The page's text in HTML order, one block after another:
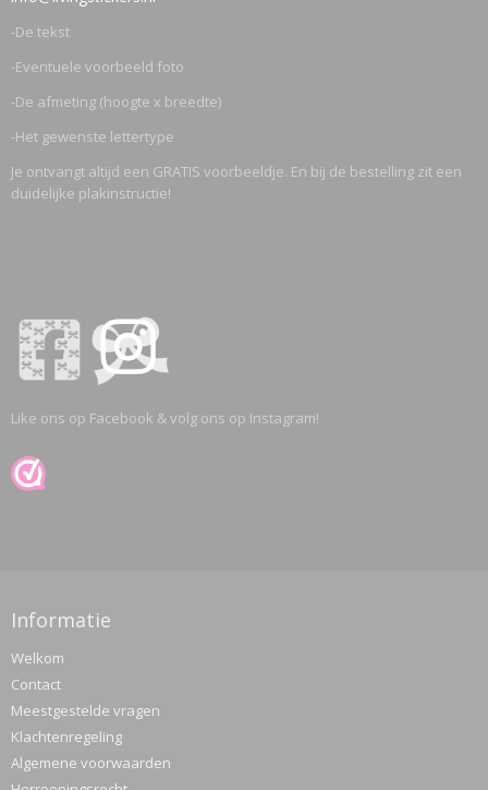
-De tekst
-Eventuele voorbeeld foto
-De afmeting (hoogte x breedte)
-Het gewenste lettertype
Je ontvangt altijd een GRATIS voorbeeldje. En bij de bestelling zit een
duidelijke plakinstructie!
Like ons op Facebook & volg ons op Instagram!
Informatie
Welkom
Contact
Meestgestelde vragen
Klachtenregeling
Algemene voorwaarden